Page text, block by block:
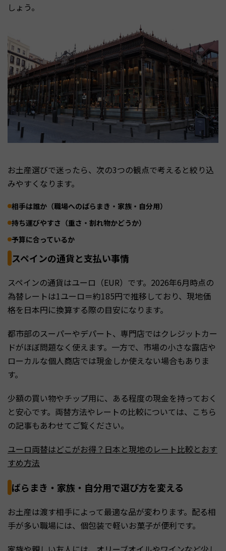
しょう。
お土産選びで迷ったら、次の3つの観点で考えると絞り込
みやすくなります。
相手は誰か（職場へのばらまき・家族・自分用）
持ち運びやすさ（重さ・割れ物かどうか）
予算に合っているか
スペインの通貨と支払い事情
スペインの通貨はユーロ（EUR）です。2026年6月時点の
為替レートは1ユーロ＝約185円で推移しており、現地価
格を日本円に換算する際の目安になります。
都市部のスーパーやデパート、専門店ではクレジットカー
ドがほぼ問題なく使えます。一方で、市場の小さな露店や
ローカルな個人商店では現金しか使えない場合もありま
す。
少額の買い物やチップ用に、ある程度の現金を持っておく
と安心です。両替方法やレートの比較については、こちら
の記事もあわせてご覧ください。
ユーロ両替はどこがお得？日本と現地のレート比較とおす
すめ方法
ばらまき・家族・自分用で選び方を変える
お土産は渡す相手によって最適な品が変わります。配る相
手が多い職場には、個包装で軽いお菓子が便利です。